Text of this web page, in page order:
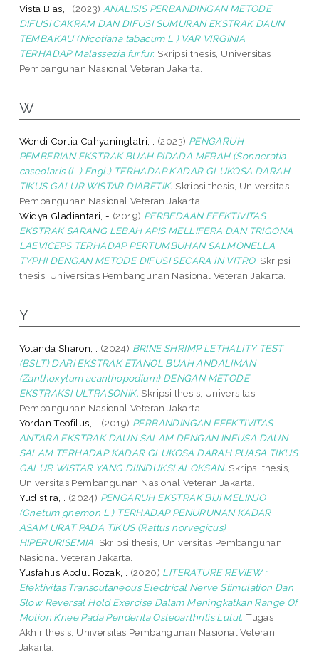
Vista Bias, .
(2023) ANALISIS PERBANDINGAN METODE
DIFUSI CAKRAM DAN DIFUSI SUMURAN EKSTRAK DAUN
TEMBAKAU (Nicotiana tabacum L.) VAR VIRGINIA
TERHADAP Malassezia furfur. Skripsi thesis, Universitas
Pembangunan Nasional Veteran Jakarta.
W
Wendi Corlia Cahyaninglatri, . (2023) PENGARUH
PEMBERIAN EKSTRAK BUAH PIDADA MERAH (Sonneratia
caseolaris (L.) Engl.) TERHADAP KADAR GLUKOSA DARAH
TIKUS GALUR WISTAR DIABETIK. Skripsi thesis, Universitas
Pembangunan Nasional Veteran Jakarta.
Widya Gladiantari, - (2019) PERBEDAAN EFEKTIVITAS
EKSTRAK SARANG LEBAH APIS MELLIFERA DAN TRIGONA
LAEVICEPS TERHADAP PERTUMBUHAN SALMONELLA
TYPHI DENGAN METODE DIFUSI SECARA IN VITRO. Skripsi
thesis, Universitas Pembangunan Nasional Veteran Jakarta.
Y
Yolanda Sharon, . (2024) BRINE SHRIMP LETHALITY TEST
(BSLT) DARI EKSTRAK ETANOL BUAH ANDALIMAN
(Zanthoxylum acanthopodium) DENGAN METODE
EKSTRAKSI ULTRASONIK. Skripsi thesis, Universitas
Pembangunan Nasional Veteran Jakarta.
Yordan Teofilus, - (2019) PERBANDINGAN EFEKTIVITAS
ANTARA EKSTRAK DAUN SALAM DENGAN INFUSA DAUN
SALAM TERHADAP KADAR GLUKOSA DARAH PUASA TIKUS
GALUR WISTAR YANG DIINDUKSI ALOKSAN. Skripsi thesis,
Universitas Pembangunan Nasional Veteran Jakarta.
Yudistira, .
(2024) PENGARUH EKSTRAK BIJI MELINJO
(Gnetum gnemon L.) TERHADAP PENURUNAN KADAR
ASAM URAT PADA TIKUS (Rattus norvegicus)
HIPERURISEMIA. Skripsi thesis, Universitas Pembangunan
Nasional Veteran Jakarta.
Yusfahlis Abdul Rozak, .
(2020) LITERATURE REVIEW :
Efektivitas Transcutaneous Electrical Nerve Stimulation Dan
Slow Reversal Hold Exercise Dalam Meningkatkan Range Of
Motion Knee Pada Penderita Osteoarthritis Lutut. Tugas
Akhir thesis, Universitas Pembangunan Nasional Veteran
Jakarta.